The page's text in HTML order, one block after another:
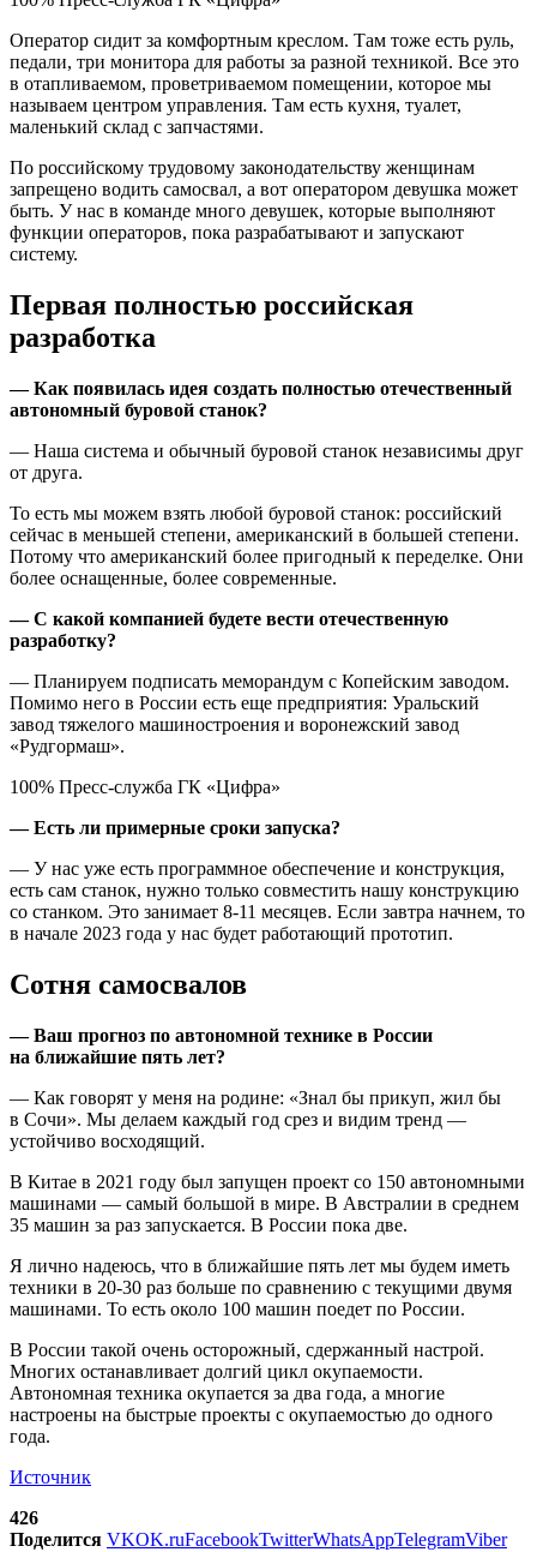
Оператор сидит за комфортным креслом. Там тоже есть руль,
педали, три монитора для работы за разной техникой. Все это
в отапливаемом, проветриваемом помещении, которое мы
называем центром управления. Там есть кухня, туалет,
маленький склад с запчастями.
По российскому трудовому законодательству женщинам
запрещено водить самосвал, а вот оператором девушка может
быть. У нас в команде много девушек, которые выполняют
функции операторов, пока разрабатывают и запускают
систему.
Первая полностью российская
разработка
— Как появилась идея создать полностью отечественный
автономный буровой станок?
— Наша система и обычный буровой станок независимы друг
от друга.
То есть мы можем взять любой буровой станок: российский
сейчас в меньшей степени, американский в большей степени.
Потому что американский более пригодный к переделке. Они
более оснащенные, более современные.
— С какой компанией будете вести отечественную
разработку?
— Планируем подписать меморандум с Копейским заводом.
Помимо него в России есть еще предприятия: Уральский
завод тяжелого машиностроения и воронежский завод
«Рудгормаш».
100% Пресс-служба ГК «Цифра»
— Есть ли примерные сроки запуска?
— У нас уже есть программное обеспечение и конструкция,
есть сам станок, нужно только совместить нашу конструкцию
со станком. Это занимает 8-11 месяцев. Если завтра начнем, то
в начале 2023 года у нас будет работающий прототип.
Сотня самосвалов
— Ваш прогноз по автономной технике в России
на ближайшие пять лет?
— Как говорят у меня на родине: «Знал бы прикуп, жил бы
в Сочи». Мы делаем каждый год срез и видим тренд —
устойчиво восходящий.
В Китае в 2021 году был запущен проект со 150 автономными
машинами — самый большой в мире. В Австралии в среднем
35 машин за раз запускается. В России пока две.
Я лично надеюсь, что в ближайшие пять лет мы будем иметь
техники в 20-30 раз больше по сравнению с текущими двумя
машинами. То есть около 100 машин поедет по России.
В России такой очень осторожный, сдержанный настрой.
Многих останавливает долгий цикл окупаемости.
Автономная техника окупается за два года, а многие
настроены на быстрые проекты с окупаемостью до одного
года.
Источник
426
Поделится VKOK.ruFacebookTwitterWhatsAppTelegramViber